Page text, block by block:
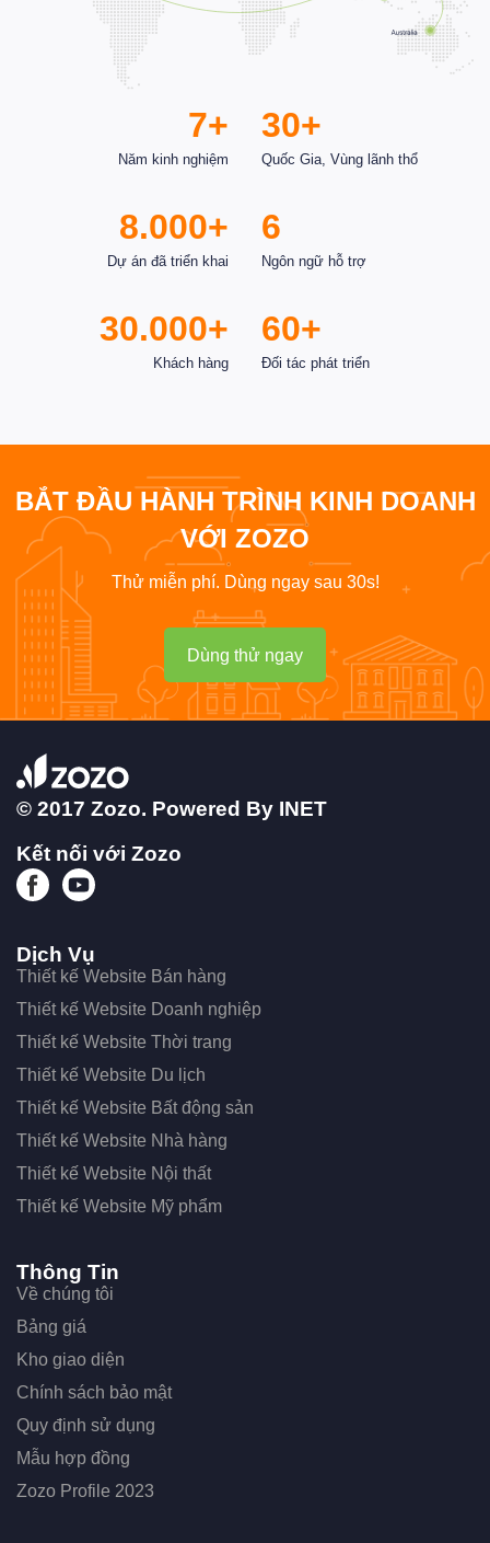
7+
Năm kinh nghiệm
8.000+
Dự án đã triển khai
30.000+
Khách hàng
30+
Quốc Gia, Vùng lãnh thổ
6
Ngôn ngữ hỗ trợ
60+
Đối tác phát triển
BẮT ĐẦU HÀNH TRÌNH KINH DOANH
VỚI ZOZO
Thử miễn phí. Dùng ngay sau 30s!
Dùng thử ngay
© 2017 Zozo. Powered By INET
Kết nối với Zozo
Dịch Vụ
Thiết kế Website Bán hàng
Thiết kế Website Doanh nghiệp
Thiết kế Website Thời trang
Thiết kế Website Du lịch
Thiết kế Website Bất động sản
Thiết kế Website Nhà hàng
Thiết kế Website Nội thất
Thiết kế Website Mỹ phẩm
Thông Tin
Về chúng tôi
Bảng giá
Kho giao diện
Chính sách bảo mật
Quy định sử dụng
Mẫu hợp đồng
Zozo Profile 2023